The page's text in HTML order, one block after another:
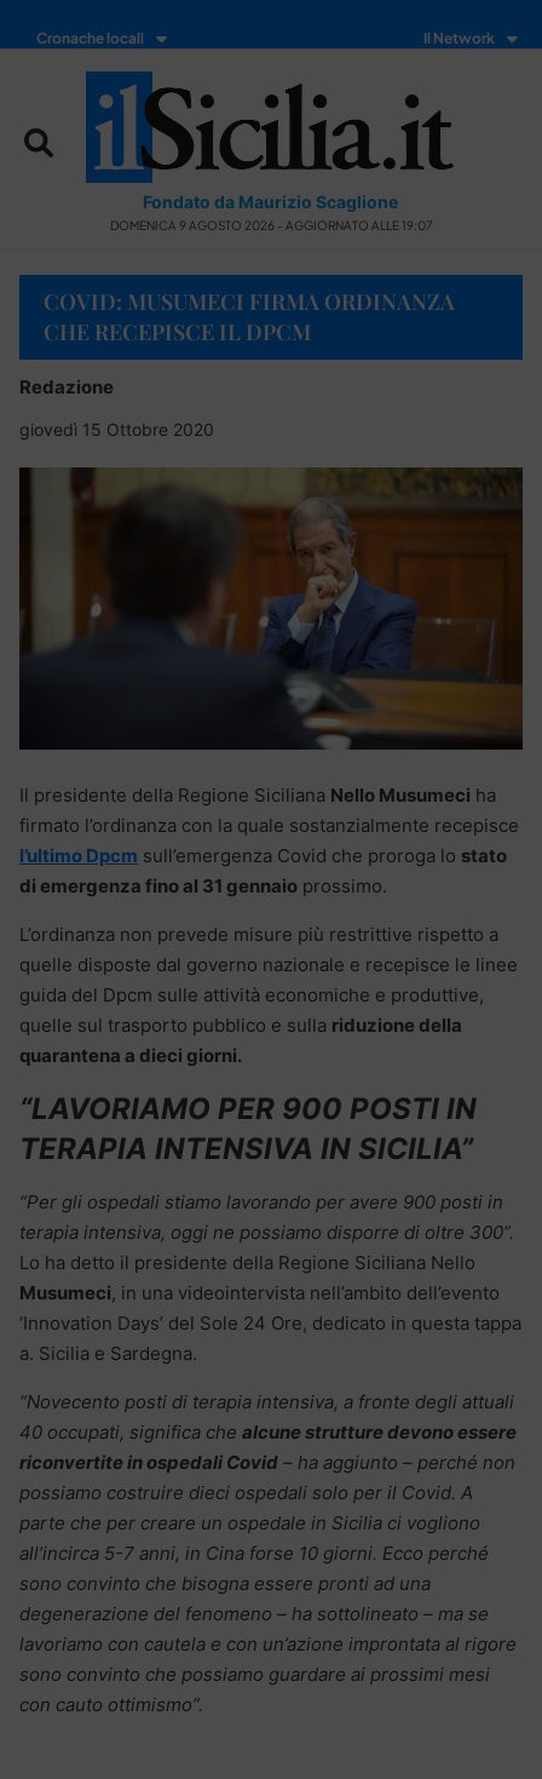
Cronache locali Il Network
Fondato da Maurizio Scaglione
DOMENICA 9 AGOSTO 2026 - AGGIORNATO ALLE 19:07
COVID: MUSUMECI FIRMA ORDINANZA
CHE RECEPISCE IL DPCM
Redazione
giovedì 15 Ottobre 2020
Il presidente della Regione Siciliana Nello Musumeci ha
firmato l’ordinanza con la quale sostanzialmente recepisce
l’ultimo Dpcm sull’emergenza Covid che proroga lo stato
di emergenza fino al 31 gennaio prossimo.
L’ordinanza non prevede misure più restrittive rispetto a
quelle disposte dal governo nazionale e recepisce le linee
guida del Dpcm sulle attività economiche e produttive,
quelle sul trasporto pubblico e sulla riduzione della
quarantena a dieci giorni.
“LAVORIAMO PER 900 POSTI IN
TERAPIA INTENSIVA IN SICILIA”
“Per gli ospedali stiamo lavorando per avere 900 posti in
terapia intensiva, oggi ne possiamo disporre di oltre 300”.
Lo ha detto il presidente della Regione Siciliana Nello
Musumeci, in una videointervista nell’ambito dell’evento
‘Innovation Days’ del Sole 24 Ore, dedicato in questa tappa
a. Sicilia e Sardegna.
“Novecento posti di terapia intensiva, a fronte degli attuali
40 occupati, significa che alcune strutture devono essere
riconvertite in ospedali Covid – ha aggiunto – perché non
possiamo costruire dieci ospedali solo per il Covid. A
parte che per creare un ospedale in Sicilia ci vogliono
all’incirca 5-7 anni, in Cina forse 10 giorni. Ecco perché
sono convinto che bisogna essere pronti ad una
degenerazione del fenomeno – ha sottolineato – ma se
lavoriamo con cautela e con un’azione improntata al rigore
sono convinto che possiamo guardare ai prossimi mesi
con cauto ottimismo”.